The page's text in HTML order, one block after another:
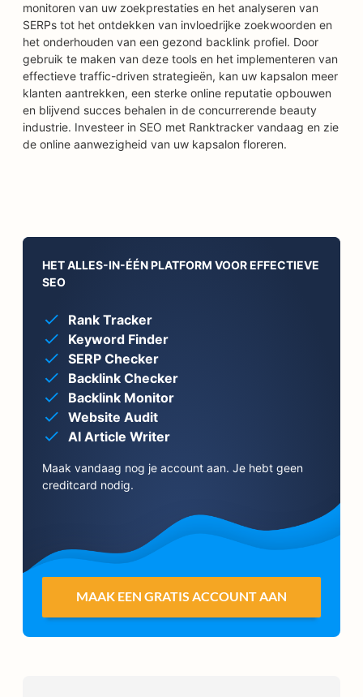
monitoren van uw zoekprestaties en het analyseren van
SERPs tot het ontdekken van invloedrijke zoekwoorden en
het onderhouden van een gezond backlink profiel. Door
gebruik te maken van deze tools en het implementeren van
effectieve traffic-driven strategieën, kan uw kapsalon meer
klanten aantrekken, een sterke online reputatie opbouwen
en blijvend succes behalen in de concurrerende beauty
industrie. Investeer in SEO met Ranktracker vandaag en zie
de online aanwezigheid van uw kapsalon floreren.
HET ALLES-IN-ÉÉN PLATFORM VOOR EFFECTIEVE
SEO
Rank Tracker
Keyword Finder
SERP Checker
Backlink Checker
Backlink Monitor
Website Audit
AI Article Writer
Maak vandaag nog je account aan. Je hebt geen
creditcard nodig.
MAAK EEN GRATIS ACCOUNT AAN